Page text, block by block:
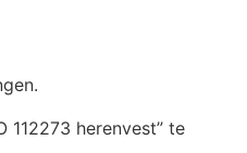
112273 herenvest” te